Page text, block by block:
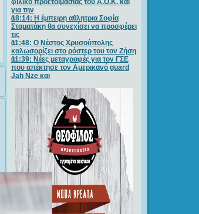
φιλικό προετοιμασίας του Α.Ο.Κ. και
για την
18:14: Η έμπειρη αθλητρια Σοφία
Σταματάκη θα συνεχίσει να προσφέρει
τις
11:48: Ο Νέστος Χρυσούπολης
καλωσορίζει στο ρόστερ του τον Ζήση
11:39: Νέες μεταγραφές για τον ΓΣE
που απέκτησε τον Αμερικανό guard
Jah Nze και